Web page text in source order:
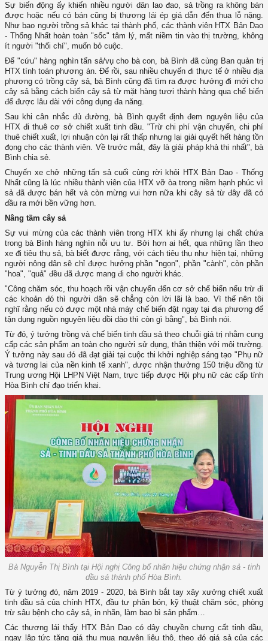
Sự biến động ấy khiến nhiều người dân lao đao, sả trồng ra không bán
được hoặc nếu có bán cũng bị thương lái ép giá dẫn đến thua lỗ nặng.
Như bao người trồng sả khác tại thành phố, các thành viên HTX Bản Dao
- Thống Nhất hoàn toàn "sốc" tâm lý, mất niềm tin vào thị trường, không
ít người "thối chí", muốn bỏ cuộc.
Để "cứu" hàng nghìn tấn sả/vụ cho bà con, bà Bình đã cùng Ban quản trị
HTX tính toán phương án. Để rồi, sau nhiều chuyến đi thực tế ở nhiều địa
phương có trồng cây sả, bà Bình cũng đã tìm ra được hướng đi mới cho
cây sả bằng cách biến cây sả từ mặt hàng tươi thành hàng qua chế biến
để được lâu dài với công dụng đa năng.
Sau khi cân nhắc đủ đường, bà Bình quyết định đem nguyên liệu của
HTX đi thuê cơ sở chiết xuất tinh dầu. "Trừ chi phí vận chuyển, chi phí
thuê chiết xuất, lợi nhuận còn lại rất thấp nhưng lại giải quyết hết hàng tồn
đọng cho các thành viên. Về trước mắt, đây là giải pháp khả thi nhất", bà
Bình chia sẻ.
Chuyến xe chở những tấn sả cuối cùng rời khỏi HTX Bản Dao - Thống
Nhất cũng là lúc nhiều thành viên của HTX vỡ òa trong niềm hạnh phúc vì
sả đã được bán hết và còn mừng vui hơn nữa khi cây sả từ đây đã có
đầu ra mới bền vững hơn.
Nâng tầm cây sả
Sự vui mừng của các thành viên trong HTX khi ấy nhưng lại chất chứa
trong bà Bình hàng nghìn nỗi ưu tư. Bởi hơn ai hết, qua những lần theo
xe đi tiêu thụ sả, bà biết được rằng, với cách tiêu thụ như hiện tại, những
người nông dân sẽ chỉ được hưởng phần "ngọn", phần "cành", còn phần
"hoa", "quả" đều đã được mang đi cho người khác.
"Công chăm sóc, thu hoạch rồi vận chuyển đến cơ sở chế biến nếu trừ đi
các khoản đó thì người dân sẽ chẳng còn lời lãi là bao. Vì thế nên tôi
nghĩ rằng nếu có được một nhà máy chế biến đặt ngay tại địa phương để
tận dụng nguồn nguyên liệu dồi dào thì còn gì bằng", bà Bình nói.
Từ đó, ý tưởng trồng và chế biến tinh dầu sả theo chuỗi giá trị nhằm cung
cấp các sản phẩm an toàn cho người sử dụng, thân thiện với môi trường.
Ý tưởng này sau đó đã đạt giải tại cuộc thi khởi nghiệp sáng tạo "Phụ nữ
và tương lai của nền kinh tế xanh", được nhận thưởng 150 triệu đồng từ
Trung ương Hội LHPN Việt Nam, trực tiếp được Hội phụ nữ các cấp tỉnh
Hòa Bình chỉ đạo triển khai.
Bà Nguyễn Thị Bình tại Hội nghị Công bố nhãn hiệu chứng nhận sả - tinh
dầu sả thành phố Hòa Bình.
Từ ý tưởng đó, năm 2019 - 2020, bà Bình bắt tay xây xưởng chiết xuất
tinh dầu sả của chính HTX, đầu tư phân bón, kỹ thuật chăm sóc, phòng
trừ sâu bệnh cho cây sả, in nhãn, làm bao bì sản phẩm…
Các thương lái thấy HTX Bản Dao có dây chuyền chưng cất tinh dầu,
ngay lập tức tăng giá thu mua nguyên liệu thô, theo đó giá sả của các